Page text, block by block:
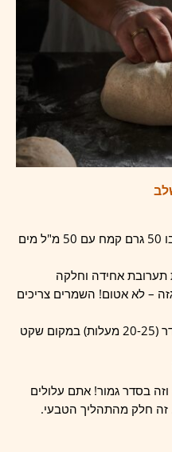
: במיכל נקי, ערבבו 50 גרם קמח עם 50 מ"ל מים
אחידה וחלקה
– לא אטום! השמרים צריכים
שקט
בסדר גמור! אתם עלולים
זה חלק מהתהליך הטבעי.